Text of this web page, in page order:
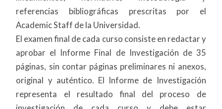
referencias bibliográficas prescritas por el
Academic Staff de la Universidad.
El examen final de cada curso consiste en redactar y
aprobar el Informe Final de Investigación de 35
páginas, sin contar páginas preliminares ni anexos,
original y auténtico. El Informe de Investigación
representa el resultado final del proceso de